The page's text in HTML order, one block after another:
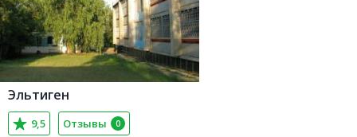
Эльтиген
9,5 Отзывы 0